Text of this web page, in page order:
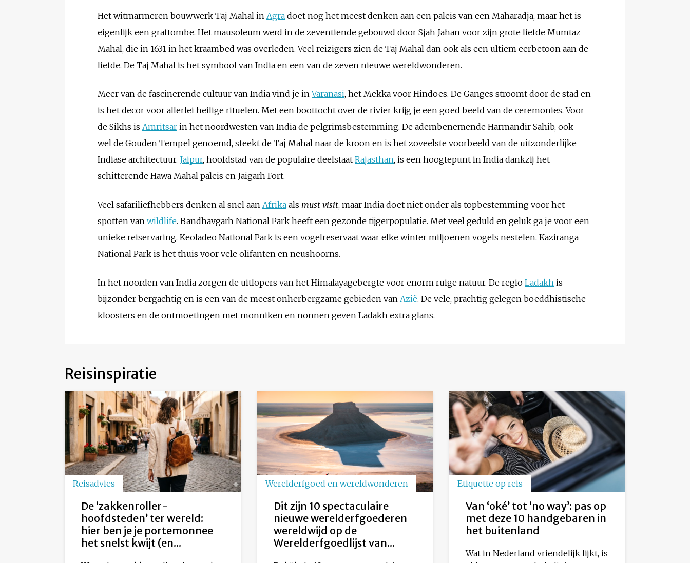
Het witmarmeren bouwwerk Taj Mahal in Agra doet nog het meest denken aan een paleis van een Maharadja, maar het is
eigenlijk een graftombe. Het mausoleum werd in de zeventiende gebouwd door Sjah Jahan voor zijn grote liefde Mumtaz
Mahal, die in 1631 in het kraambed was overleden. Veel reizigers zien de Taj Mahal dan ook als een ultiem eerbetoon aan de
liefde. De Taj Mahal is het symbool van India en een van de zeven nieuwe wereldwonderen.
Meer van de fascinerende cultuur van India vind je inVaranasi, het Mekka voor Hindoes. De Ganges stroomt door de stad en
is het decor voor allerlei heilige rituelen. Met een boottocht over de rivier krijg je een goed beeld van de ceremonies. Voor
de Sikhs is Amritsar in het noordwesten van India de pelgrimsbestemming. De adembenemende Harmandir Sahib, ook
wel de Gouden Tempel genoemd, steekt de Taj Mahal naar de kroon en is het zoveelste voorbeeld van de uitzonderlijke
Indiase architectuur. Jaipur, hoofdstad van de populaire deelstaat Rajasthan, is een hoogtepunt in India dankzij het
schitterende Hawa Mahal paleis en Jaigarh Fort.
Veel safariliefhebbers denken al snel aan Afrika als must visit, maar India doet niet onder als topbestemming voor het
spotten van wildlife. Bandhavgarh National Park heeft een gezonde tijgerpopulatie. Met veel geduld en geluk ga je voor een
unieke reiservaring. Keoladeo National Park is een vogelreservaat waar elke winter miljoenen vogels nestelen. Kaziranga
National Park is het thuis voor vele olifanten en neushoorns.
In het noorden van India zorgen de uitlopers van het Himalayagebergte voor enorm ruige natuur. De regio Ladakh is
bijzonder bergachtig en is een van de meest onherbergzame gebieden van Azië. De vele, prachtig gelegen boeddhistische
kloosters en de ontmoetingen met monniken en nonnen geven Ladakh extra glans.
Reisinspiratie
Reisadvies
De ‘zakkenroller-
hoofdsteden’ ter wereld:
hier ben je je portemonnee
het snelst kwijt (en...
Werelderfgoed en wereldwonderen
Dit zijn 10 spectaculaire
nieuwe werelderfgoederen
wereldwijd op de
Werelderfgoedlijst van...
Etiquette op reis
Van ‘oké’ tot ‘no way’: pas op
met deze 10 handgebaren in
het buitenland
Wat in Nederland vriendelijk lijkt, is